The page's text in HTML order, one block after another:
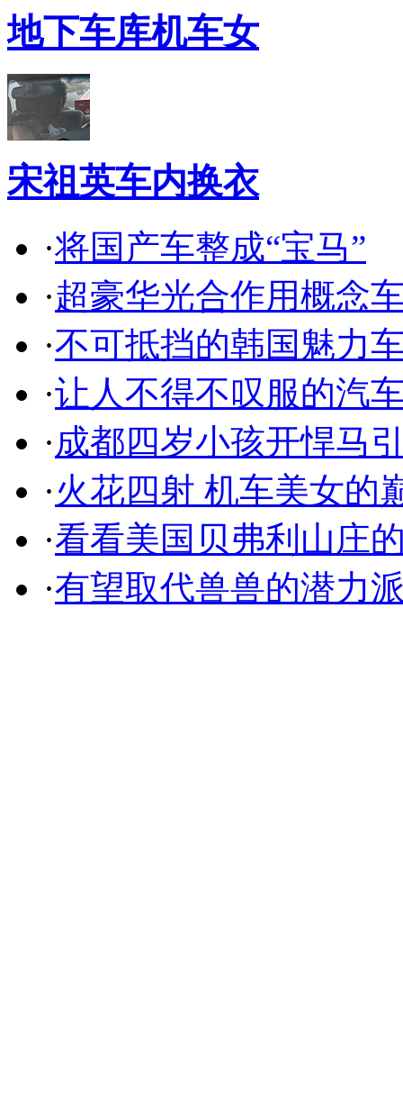
地下车库机车女
宋祖英车内换衣
·将国产车整成“宝马”
·超豪华光合作用概念
·不可抵挡的韩国魅力
·让人不得不叹服的汽
·成都四岁小孩开悍马
·火花四射 机车美女的
·看看美国贝弗利山庄
·有望取代兽兽的潜力